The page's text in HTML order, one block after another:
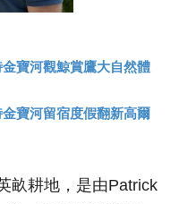
金寶河觀鯨賞鷹大自然體
金寶河留宿度假翻新高爾
畝耕地，是由Patrick